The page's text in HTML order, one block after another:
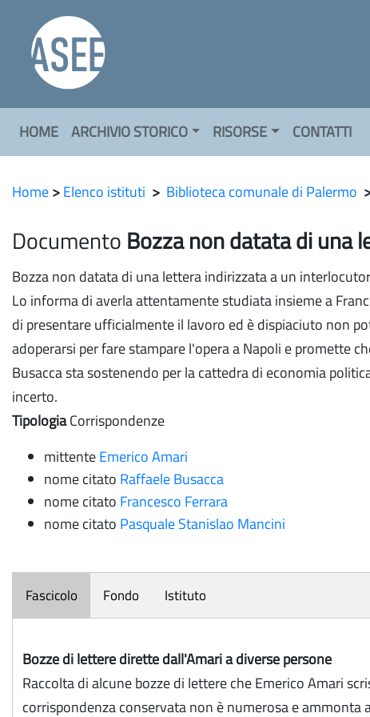
HOME ARCHIVIO STORICO RISORSE CONTATTI
Home>Elenco istituti > Biblioteca comunale di Palermo
Documento Bozza non datata di una
Bozza non datata di una lettera indirizzata a un
Lo informa di averla attentamente studiata insieme a
di presentare ufficialmente il lavoro ed è dispiaciuto non
adoperarsi per fare stampare l'opera a Napoli e promette
Busacca sta sostenendo per la cattedra di economia
incerto.
TipologiaCorrispondenze
mittenteEmerico Amari
nome citato Raffaele Busacca
nome citato Francesco Ferrara
nome citato Pasquale Stanislao Mancini
Fascicolo Fondo Istituto
Bozze di lettere dirette dall'Amari a diverse persone
Raccolta di alcune bozze di lettere che Emerico Amari
corrispondenza conservata non è numerosa e ammonta